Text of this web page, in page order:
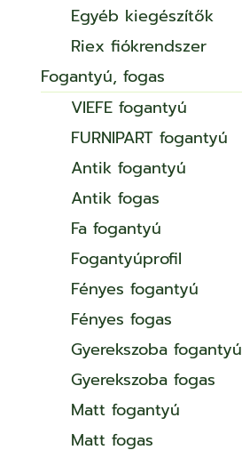
Egyéb kiegészítők
Riex fiókrendszer
Fogantyú, fogas
VIEFE fogantyú
FURNIPART fogantyú
Antik fogantyú
Antik fogas
Fa fogantyú
Fogantyúprofil
Fényes fogantyú
Fényes fogas
Gyerekszoba fogantyú
Gyerekszoba fogas
Matt fogantyú
Matt fogas